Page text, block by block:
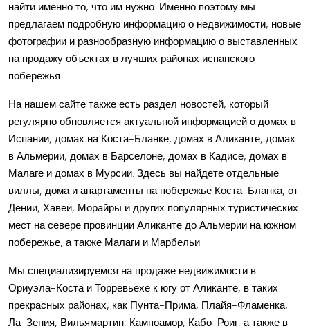
найти именно то, что им нужно. Именно поэтому мы
предлагаем подробную информацию о недвижимости, новые
фотографии и разнообразную информацию о выставленных
на продажу объектах в лучших районах испанского
побережья.
На нашем сайте также есть раздел новостей, который
регулярно обновляется актуальной информацией о домах в
Испании, домах на Коста-Бланке, домах в Аликанте, домах
в Альмерии, домах в Барселоне, домах в Кадисе, домах в
Малаге и домах в Мурсии. Здесь вы найдете отдельные
виллы, дома и апартаменты на побережье Коста-Бланка, от
Дении, Хавеи, Морайры и других популярных туристических
мест на севере провинции Аликанте до Альмерии на южном
побережье, а также Малаги и Марбельи.
Мы специализируемся на продаже недвижимости в
Ориуэла-Коста и Торревьехе к югу от Аликанте, в таких
прекрасных районах, как Пунта-Прима, Плайя-Фламенка,
Ла-Зения, Вильямартин, Кампоамор, Кабо-Роиг, а также в